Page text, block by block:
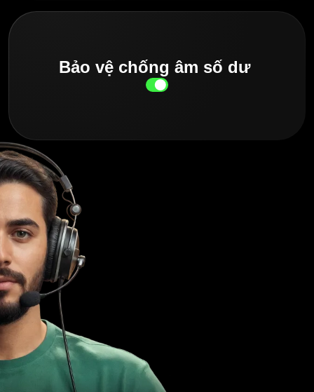
Bảo vệ chống âm số dư